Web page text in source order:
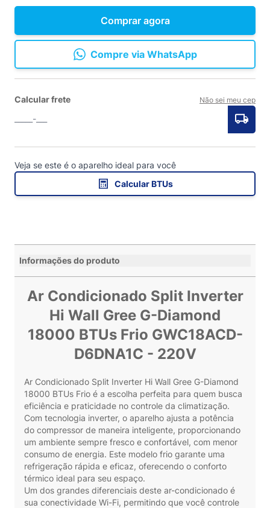
Comprar agora
Compre via WhatsApp
Calcular frete Não sei meu cep
Veja se este é o aparelho ideal para você
Calcular BTUs
Informações do produto
Ar Condicionado Split Inverter
Hi Wall Gree G-Diamond
18000 BTUs Frio GWC18ACD-
D6DNA1C - 220V
Ar Condicionado Split Inverter Hi Wall Gree G-Diamond
18000 BTUs Frio é a escolha perfeita para quem busca
eficiência e praticidade no controle da climatização.
Com tecnologia inverter, o aparelho ajusta a potência
do compressor de maneira inteligente, proporcionando
um ambiente sempre fresco e confortável, com menor
consumo de energia. Este modelo frio garante uma
refrigeração rápida e eficaz, oferecendo o conforto
térmico ideal para seu espaço.
Um dos grandes diferenciais deste ar-condicionado é
sua conectividade Wi-Fi, permitindo que você controle